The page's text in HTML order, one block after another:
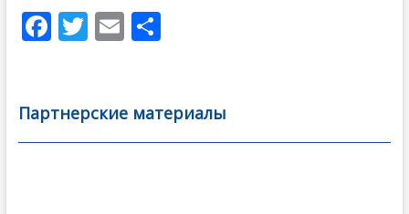
F
b
o
T
er
E
l
О
а
в
Партнерские материалы